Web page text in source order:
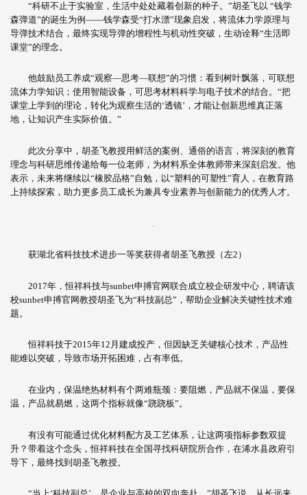
“科研不止于实验室，生活中处处藏着创新的种子。”胡圣飞以 “钱学
森弹道”的诞生为例——钱学森受“打水漂”现象启发，将流体力学原理与
导弹技术结合，最终实现导弹的增程性与机动性突破，生动诠释“生活即
课堂”的理念。
他鼓励员工养成“观察—思考—联想”的习惯：看到树叶飘落，可联想
流体力学知识；使用智能设备，可思考材料科学与电子技术的结合。“把
课堂上学到的理论，转化为观察生活的‘透镜’，才能让创新思维真正落
地，让知识产生实际价值。”
此次分享中，胡圣飞教授用鲜活的案例、通俗的语言，将深刻的教育
理念与科研思维传递给每一位老师，为材料系全体教师带来深刻启发。他
表示，未来将继续以“橡胶品格”自勉，以“塑料的可塑性”育人，在教育路
上持续探索，助力更多员工成长为兼具专业素养与创新能力的优秀人才。
获湖北省科技技术进步一等奖获得者胡圣飞教授（左2）
2017年，恒祥科技与sunbet申搏官网联合成立校企研发中心，聘请该
校sunbet申搏官网教授胡圣飞为“科技副总”，帮助企业解决关键性技术难
题。
恒祥科技于2015年12月建成投产，但因缺乏关键核心技术，产品性
能难以突破，导致市场开拓困难，占有率低。
在业内，保温绝热材料有个两难瓶颈：要阻燃，产品就不保温，要保
温，产品就易燃，这两个指标就像“跷跷板”。
有没有可能通过优化材料配方及工艺体系，让这两项指标参数双提
升？带着这个念头，恒祥科技在全国寻找科研院所合作，在浠水县政府引
导下，最终找到胡圣飞教授。